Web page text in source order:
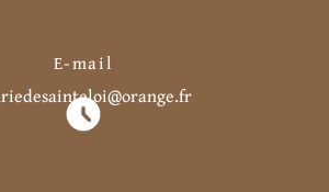
E-mail